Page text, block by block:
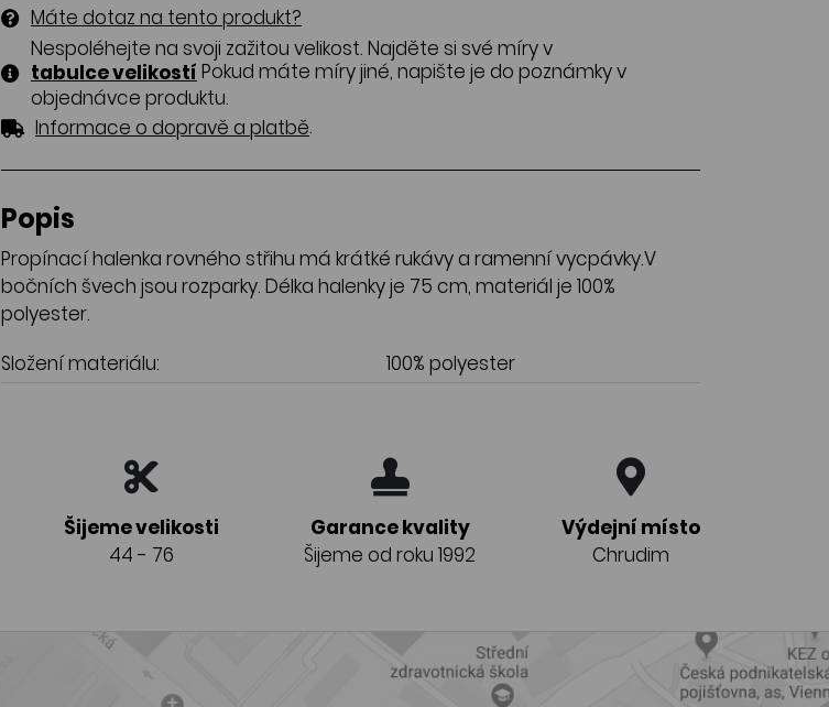
Máte dotaz na tento produkt?
Nespoléhejte na svoji zažitou velikost. Najděte si své míry v
tabulce velikostí Pokud máte míry jiné, napište je do poznámky v
objednávce produktu.
Informace o dopravě a platbě.
Popis
Propínací halenka rovného střihu má krátké rukávy a ramenní vycpávky.V
bočních švech jsou rozparky. Délka halenky je 75 cm, materiál je 100%
polyester.
Složení materiálu:
100% polyester
Šijeme velikosti
44 - 76
Garance kvality
Šijeme od roku 1992
Výdejní místo
Chrudim